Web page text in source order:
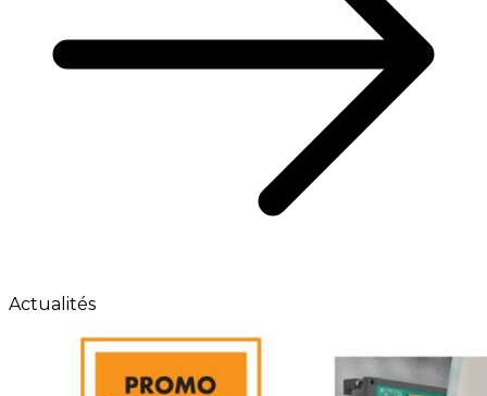
Actualités